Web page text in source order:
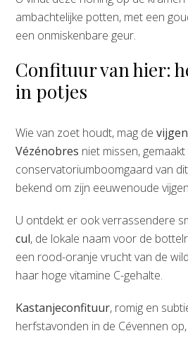
ambachtelijke potten, met een
een onmiskenbare geur.
Confituur van hier:
in potjes
Wie van zoet houdt, mag de
Vézénobres niet missen,
conservatoriumboomgaard van
bekend om zijn eeuwenoude
U ontdekt er ook verrassendere
cul, de lokale naam voor de
een rood-oranje vrucht van de
haar hoge vitamine C-gehalte.
Kastanjeconfituur, romig en
herfstavonden in de Cévennen